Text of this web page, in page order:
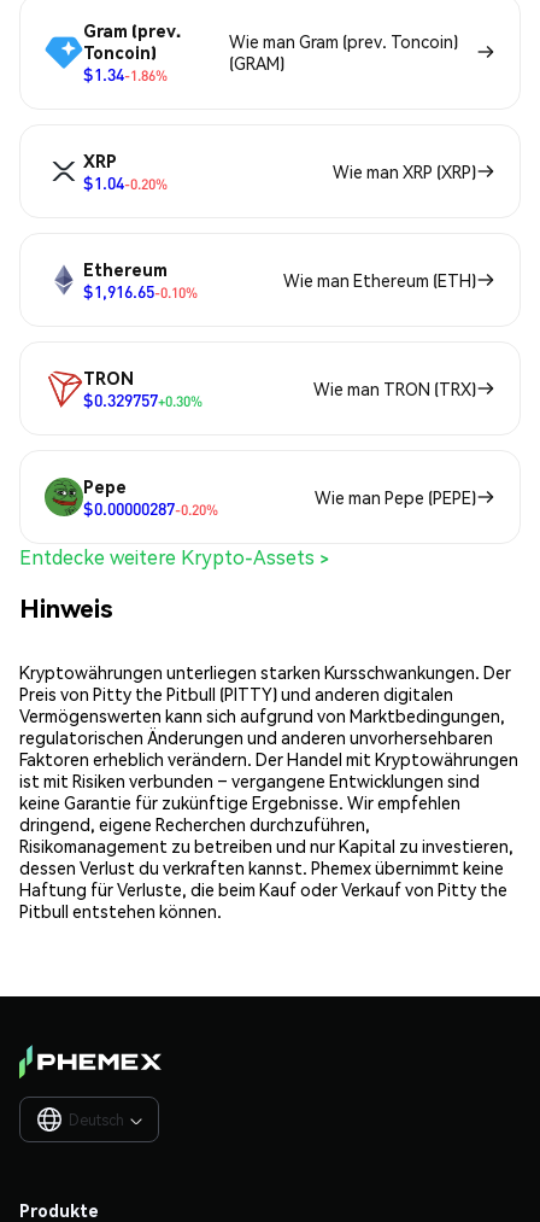
Gram (prev.
Toncoin)
$1.34-1.86%
Wie man Gram (prev. Toncoin)
(GRAM)
XRP
$1.04-0.20%
Wie man XRP (XRP)
Ethereum
$1,916.65-0.10%
Wie man Ethereum (ETH)
TRON
$0.329757+0.30%
Wie man TRON (TRX)
Pepe
$0.00000287-0.20%
Wie man Pepe (PEPE)
Entdecke weitere Krypto-Assets >
Hinweis
Kryptowährungen unterliegen starken Kursschwankungen. Der
Preis von Pitty the Pitbull (PITTY) und anderen digitalen
Vermögenswerten kann sich aufgrund von Marktbedingungen,
regulatorischen Änderungen und anderen unvorhersehbaren
Faktoren erheblich verändern. Der Handel mit Kryptowährungen
ist mit Risiken verbunden – vergangene Entwicklungen sind
keine Garantie für zukünftige Ergebnisse. Wir empfehlen
dringend, eigene Recherchen durchzuführen,
Risikomanagement zu betreiben und nur Kapital zu investieren,
dessen Verlust du verkraften kannst. Phemex übernimmt keine
Haftung für Verluste, die beim Kauf oder Verkauf von Pitty the
Pitbull entstehen können.
Deutsch 
Produkte